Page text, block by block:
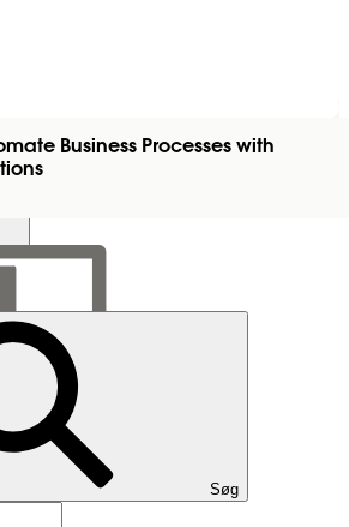
Business Processes with
Søg